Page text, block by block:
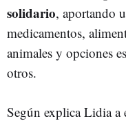
solidario, aportando
medicamentos,
animales y opciones
otros.
Según explica Lidia a